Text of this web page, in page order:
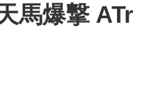
馬爆撃 ATr